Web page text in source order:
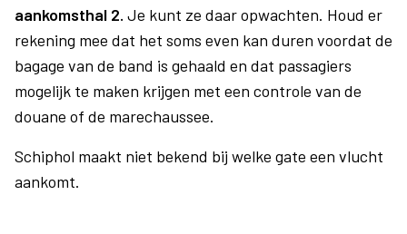
aankomsthal 2. Je kunt ze daar opwachten. Houd er
rekening mee dat het soms even kan duren voordat de
bagage van de band is gehaald en dat passagiers
mogelijk te maken krijgen met een controle van de
douane of de marechaussee.
Schiphol maakt niet bekend bij welke gate een vlucht
aankomt.